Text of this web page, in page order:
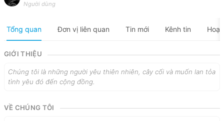
Người dùng
Tổng quan Đơn vị liên quan Tin mới Kênh tin
GIỚI THIỆU
Chúng tôi là những người yêu thiên nhiên, cây cối và muốn lan tỏa
tình yêu đó đến cộng đồng.
VỀ CHÚNG TÔI